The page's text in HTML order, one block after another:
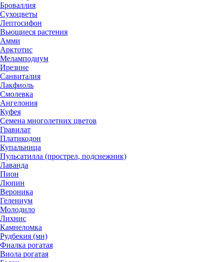
Броваллия
Сухоцветы
Лептосифон
Вьющиеся растения
Амми
Арктотис
Меламподиум
Ирезине
Санвиталия
Лакфиоль
Смолевка
Ангелония
Куфея
Семена многолетних цветов
Гравилат
Платикодон
Купальница
Пульсатилла (прострел, подснежник)
Лаванда
Пион
Люпин
Вероника
Гелениум
Молодило
Лихнис
Камнеломка
Рудбекия (мн)
Фиалка рогатая
Виола рогатая